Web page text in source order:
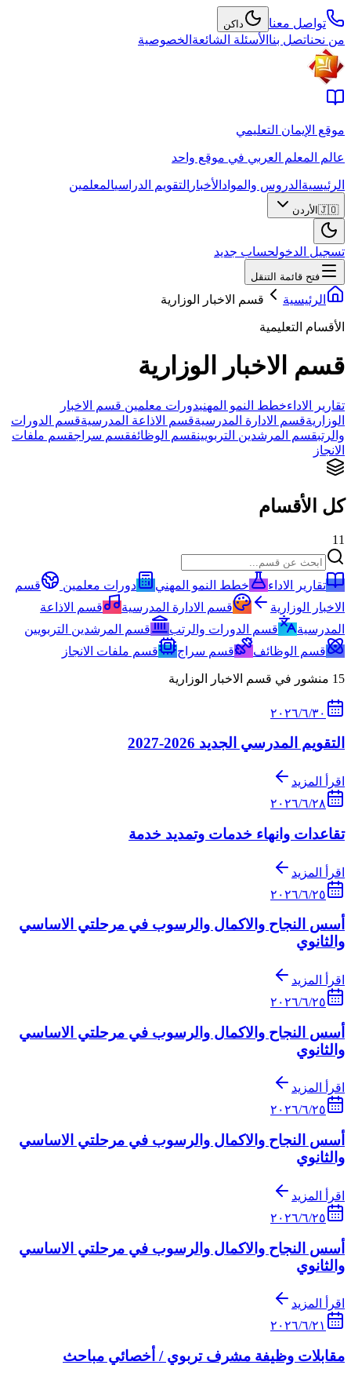
تواصل معنا داكن
من نحناتصل بنا الأسئلة الشائعة الخصوصية
موقع الإيمان التعليمي
عالم المعلم العربي في موقع واحد
الرئيسية الدروس والمواد الأخبار التقويم الدراسيالمعلمين
🇯🇴 الأردن
تسجيل الدخولحساب جديد
فتح قائمة التنقل
الرئيسية قسم الاخبار الوزارية
الأقسام التعليمية
قسم الاخبار الوزارية
تقارير الاداءخطط النمو المهنيدورات معلمين قسم الاخبار
الوزاريةقسم الادارة المدرسيةقسم الاذاعة المدرسيةقسم الدورات
والرتبقسم المرشدين التربويينقسم الوظائفقسم سراجقسم ملفات
الانجاز
كل الأقسام
11
تقارير الاداء خطط النمو المهني دورات معلمين
قسم
الاخبار الوزارية
قسم الادارة المدرسية
قسم الاذاعة
المدرسية
قسم الدورات والرتب
قسم المرشدين التربويين
قسم الوظائف
قسم سراج قسم ملفات الانجاز
15 منشور في قسم الاخبار الوزارية
٣٠‏/٦‏/٢٠٢٦
التقويم المدرسي الجديد 2026-2027
اقرأ المزيد
٢٨‏/٦‏/٢٠٢٦
تقاعدات وانهاء خدمات وتمديد خدمة
اقرأ المزيد
٢٥‏/٦‏/٢٠٢٦
أسس النجاح والاكمال والرسوب في مرحلتي الاساسي
والثانوي
اقرأ المزيد
٢٥‏/٦‏/٢٠٢٦
أسس النجاح والاكمال والرسوب في مرحلتي الاساسي
والثانوي
اقرأ المزيد
٢٥‏/٦‏/٢٠٢٦
أسس النجاح والاكمال والرسوب في مرحلتي الاساسي
والثانوي
اقرأ المزيد
٢٥‏/٦‏/٢٠٢٦
أسس النجاح والاكمال والرسوب في مرحلتي الاساسي
والثانوي
اقرأ المزيد
٢١‏/٦‏/٢٠٢٦
مقابلات وظيفة مشرف تربوي / أخصائي مباحث